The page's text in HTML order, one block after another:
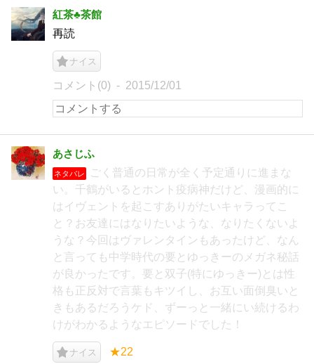
紅茶♣︎茶館
再読
ナイス
コメント(0) 2015/12/01
あさじふ
ネタバレ
ごく普通の日常が全く予定通りに進まな
い。千鶴がいるとホント疫病神だけど、漫画的に
はイヴェントを起こすありがたいキャラってこ
と？お友達にはなりたいような、なりたくないよ
うな？今回はヴァレンタインもあったけど、なん
と言っても中学時代の要とゆっきーのメガネ秘話
が良かったです。要と双子(特にゆっきー)とは性
格も正反対で言葉もキツイし、お互い面倒臭いと
きもあるだろうケド、ずーっと一緒にい続けるわ
けがわかるようなエピソードでした！
ナイス ★22